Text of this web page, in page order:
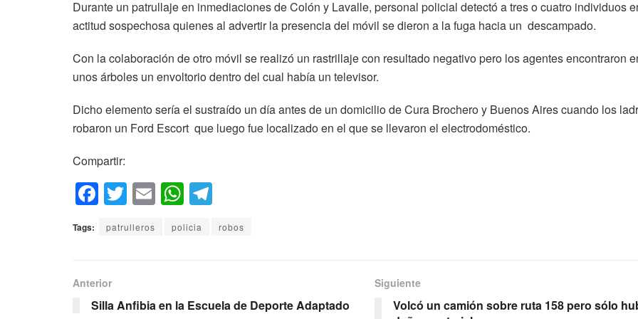
Durante un patrullaje en inmediaciones de Colón y Lavalle, personal policial detectó a tres o cuatro individuos
actitud sospechosa quienes al advertir la presencia del móvil se dieron a la fuga hacia un descampado.
Con la colaboración de otro móvil se realizó un rastrillaje con resultado negativo pero los agentes encontraron
unos árboles un envoltorio dentro del cual había un televisor.
Dicho elemento sería el sustraído un día antes de un domicilio de Cura Brochero y Buenos Aires cuando los
robaron un Ford Escort que luego fue localizado en el que se llevaron el electrodoméstico.
Compartir:
F
a
c
b
o
T
wi
tt
E
m
ail
W
h
at
p
el
e
m
Tags: patrulleros policia robos
Anterior
Silla Anfibia en la Escuela de Deporte Adaptado
Siguiente
Volcó un camión sobre ruta 158 pero sólo